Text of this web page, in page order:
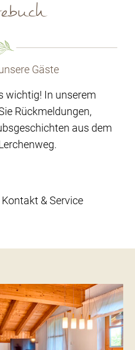
Gäste
wichtig! In unserem
Rückmeldungen,
aus dem
& Service